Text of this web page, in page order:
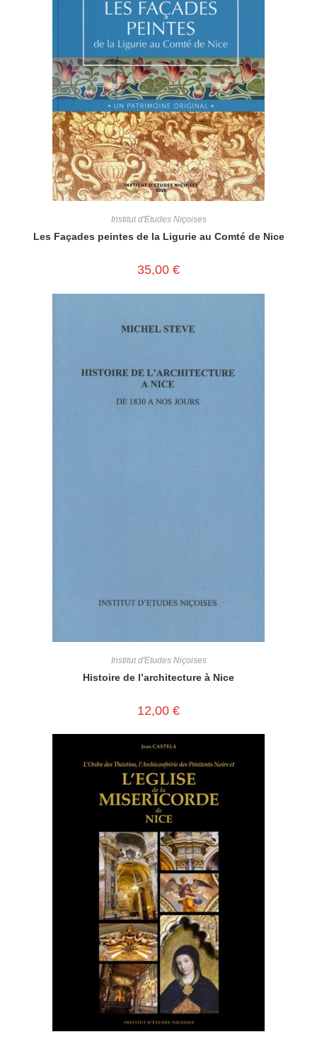
Institut d'Etudes Niçoises
Les Façades peintes de la Ligurie au Comté de Nice
35,00 €
Institut d'Etudes Niçoises
Histoire de l’architecture à Nice
12,00 €